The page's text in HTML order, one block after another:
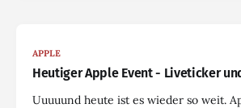
APPLE
Heutiger Apple Event - Liveticker
Uuuuund heute ist es wieder so weit.